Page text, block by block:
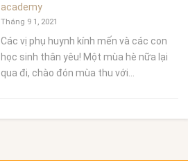
academy
Tháng 9 1, 2021
Các vị phụ huynh kính mến và các con
học sinh thân yêu! Một mùa hè nữa lại
qua đi, chào đón mùa thu với...